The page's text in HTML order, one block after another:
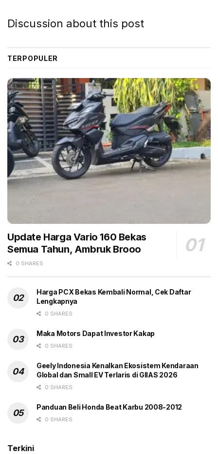
Namun, dari beberapa contoh mobil yang diriset,
Mereka menganggap powertrain EV merugikan,
sehingga kurang menarik dibandingkan mobil ICE,”
ujar analis iSeeCar Karl Brauer.
Sejauh ini, dia menilai, belum ada indikasi harga EV
seken akan stabil. Tetapi, pada satu titik, penurunan ini
akan menyentuh dasar. Sayangnya, ini belum terjadi
sekarang, akibat rendahnya permintaan.
Dia menegaskan, dalam beberapa tahun terakhir, ada
banyak EV seken yang masuk pasar, sehingga terjadi
banyak EV yang kini disewagunakan (leasing). Tanpa
ada permintaan kuat dari pasar, harga EV dipastikan
terus melorot.
Mobil ICE bensin
Discussion about this post
TERPOPULER
Update Harga Vario 160 Bekas
Semua Tahun, Ambruk Brooo
0 SHARES
Harga PCX Bekas Kembali Normal, Cek Daftar
Lengkapnya
0 SHARES
Maka Motors Dapat Investor Kakap
0 SHARES
Geely Indonesia Kenalkan Ekosistem Kendaraan
Global dan Small EV Terlaris di GIIAS 2026
0 SHARES
Panduan Beli Honda Beat Karbu 2008-2012
0 SHARES
Terkini